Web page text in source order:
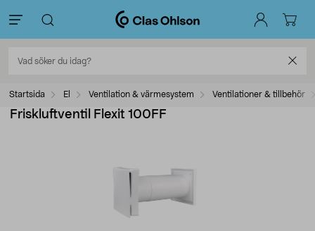
Startsida El Ventilation & värmesystem Ventilationer & tillbehör
Friskluftventil Flexit 100FF